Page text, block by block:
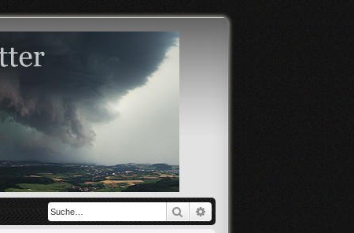
Suche